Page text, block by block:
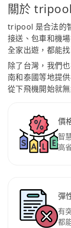
關於
tripool 是合法的
接送、包車和機
全家出遊，都能
除了台灣，我們
南和泰國等地提
從下飛機開始就
價
智
高
彈
有
都